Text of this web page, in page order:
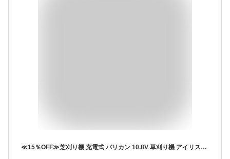
≪15％OFF≫芝刈り機 充電式 バリカン 10.8V 草刈り機 アイリスオーヤマ芝生バリカン 芝生 芝刈機 草刈機 園芸 安全 軽量 ガーデニング ガーデン 電動 庭 コードレス コンパクト お手入れ 電気芝刈り機 トリマー ハンディJHC1210[2606SE]